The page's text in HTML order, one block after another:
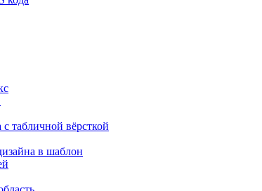
табличной вёрсткой
в шаблон